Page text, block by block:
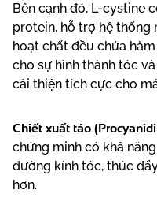
Bên cạnh đó, L-cystine
protein, hỗ trợ hệ thống
hoạt chất đều chứa
cho sự hình thành tóc
cải thiện tích cực cho
Chiết xuất táo
chứng minh có khả
đường kính tóc, thúc
hơn.